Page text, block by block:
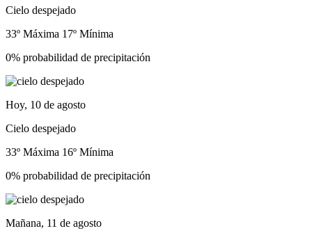
Cielo despejado
33º Máxima 17º Mínima
0% probabilidad de precipitación
Hoy, 10 de agosto
Cielo despejado
33º Máxima 16º Mínima
0% probabilidad de precipitación
Mañana, 11 de agosto